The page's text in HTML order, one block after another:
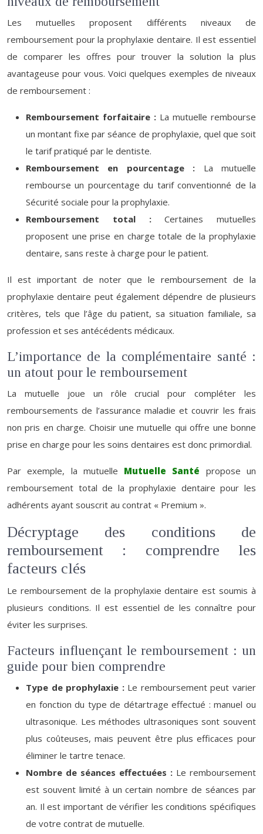
Les mutuelles proposent différents niveaux de
remboursement pour la prophylaxie dentaire. Il est essentiel
de comparer les offres pour trouver la solution la plus
avantageuse pour vous. Voici quelques exemples de niveaux
de remboursement :
Remboursement forfaitaire : La mutuelle rembourse
un montant fixe par séance de prophylaxie, quel que soit
le tarif pratiqué par le dentiste.
Remboursement en pourcentage : La mutuelle
rembourse un pourcentage du tarif conventionné de la
Sécurité sociale pour la prophylaxie.
Remboursement total :Certaines mutuelles
proposent une prise en charge totale de la prophylaxie
dentaire, sans reste à charge pour le patient.
Il est important de noter que le remboursement de la
prophylaxie dentaire peut également dépendre de plusieurs
critères, tels que l’âge du patient, sa situation familiale, sa
profession et ses antécédents médicaux.
L’importance de la complémentaire santé :
un atout pour le remboursement
La mutuelle joue un rôle crucial pour compléter les
remboursements de l’assurance maladie et couvrir les frais
non pris en charge. Choisir une mutuelle qui offre une bonne
prise en charge pour les soins dentaires est donc primordial.
Par exemple, la mutuelle Mutuelle Santé propose un
remboursement total de la prophylaxie dentaire pour les
adhérents ayant souscrit au contrat « Premium ».
Décryptage des conditions de
remboursement : comprendre les
facteurs clés
Le remboursement de la prophylaxie dentaire est soumis à
plusieurs conditions. Il est essentiel de les connaître pour
éviter les surprises.
Facteurs influençant le remboursement : un
guide pour bien comprendre
Type de prophylaxie : Le remboursement peut varier
en fonction du type de détartrage effectué : manuel ou
ultrasonique. Les méthodes ultrasoniques sont souvent
plus coûteuses, mais peuvent être plus efficaces pour
éliminer le tartre tenace.
Nombre de séances effectuées : Le remboursement
est souvent limité à un certain nombre de séances par
an. Il est important de vérifier les conditions spécifiques
de votre contrat de mutuelle.